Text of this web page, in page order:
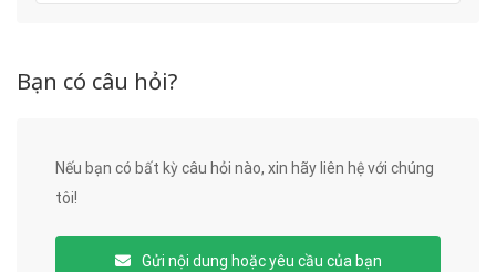
Bạn có câu hỏi?
Nếu bạn có bất kỳ câu hỏi nào, xin hãy liên hệ với chúng
tôi!
Gửi nội dung hoặc yêu cầu của bạn